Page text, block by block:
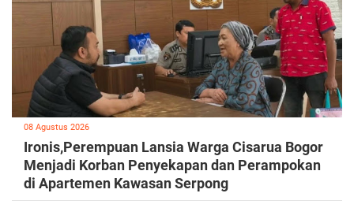
08 Agustus 2026
Ironis,Perempuan Lansia Warga Cisarua Bogor
Menjadi Korban Penyekapan dan Perampokan
di Apartemen Kawasan Serpong